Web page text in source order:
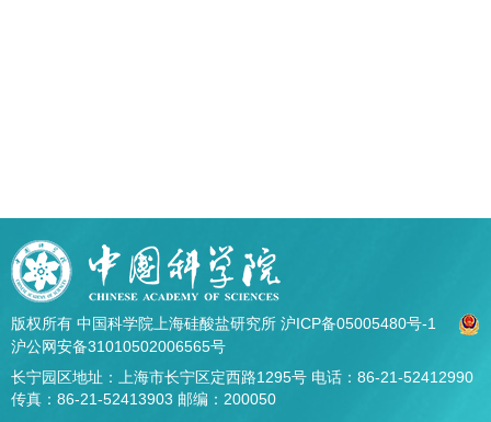
版权所有 中国科学院上海硅酸盐研究所 沪ICP备05005480号-1
沪公网安备31010502006565号
长宁园区地址：上海市长宁区定西路1295号 电话：86-21-52412990
传真：86-21-52413903 邮编：200050